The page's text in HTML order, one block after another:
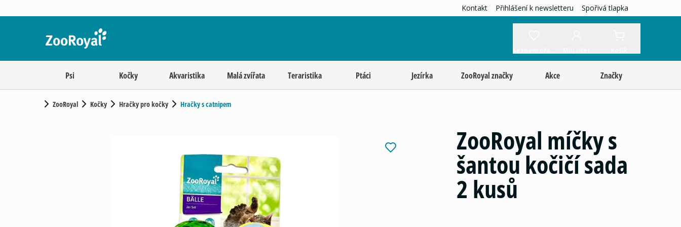
Kontakt Přihlášení k newsletteru Spořivá tlapka
Psi Kočky Akvaristika Malá zvířata Teraristika Ptáci Jezírka ZooRoyal značky Akce Značky
ZooRoyal Kočky Hračky pro kočky Hračky s catnipem
ZooRoyal míčky s
šantou kočičí sada
2 kusů